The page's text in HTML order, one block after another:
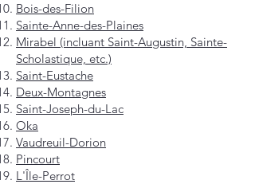
Bois-des-Filion
Sainte-Anne-des-Plaines
Mirabel (incluant Saint-Augustin, Sainte-
Scholastique, etc.)
Saint-Eustache
Deux-Montagnes
Saint-Joseph-du-Lac
Oka
Vaudreuil-Dorion
Pincourt
L'Île-Perrot